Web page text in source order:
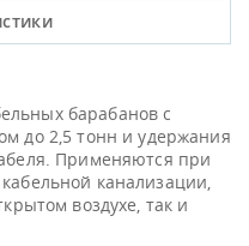
барабанов с
до 2,5 тонн и удержания
Применяются при
канализации,
воздухе, так и